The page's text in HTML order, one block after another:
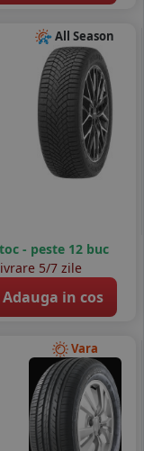
All Season
- peste 12 buc
5/7 zile
Adauga in cos
Vara